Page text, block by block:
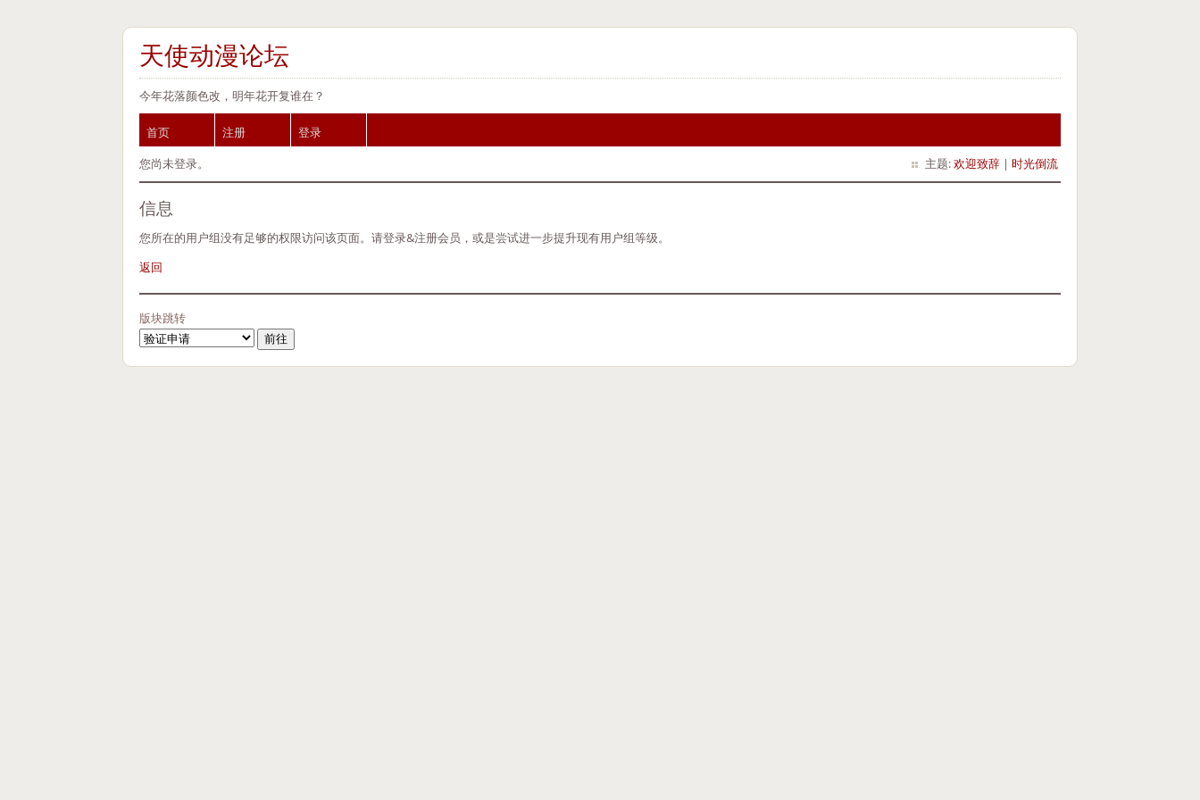
天使动漫论坛
今年花落颜色改，明年花开复谁在？
首页 注册
登录
您尚未登录。
主题:欢迎致辞 | 时光倒流
信息
您所在的用户组没有足够的权限访问该页面。请登录&注册会员，或是尝试进一步提升现有用户组等级。
返回
版块跳转